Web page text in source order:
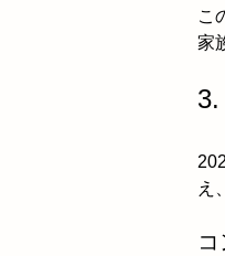
こ
家
え